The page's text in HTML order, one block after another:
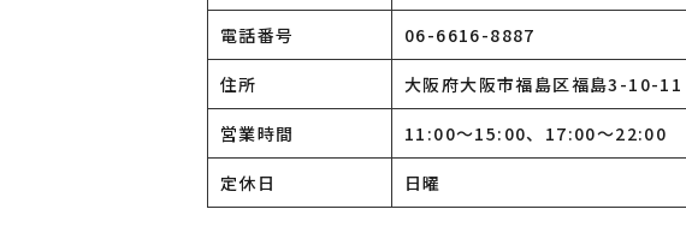
電話番号 06-6616-8887
住所 大阪府大阪市福島区福島3-10-11
営業時間 11:00〜15:00、17:00〜22:00
定休日 日曜